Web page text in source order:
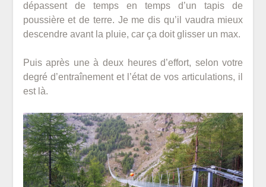
dépassent de temps en temps d’un tapis de
poussière et de terre. Je me dis qu’il vaudra mieux
descendre avant la pluie, car ça doit glisser un max.
Puis après une à deux heures d’effort, selon votre
degré d’entraînement et l’état de vos articulations, il
est là.